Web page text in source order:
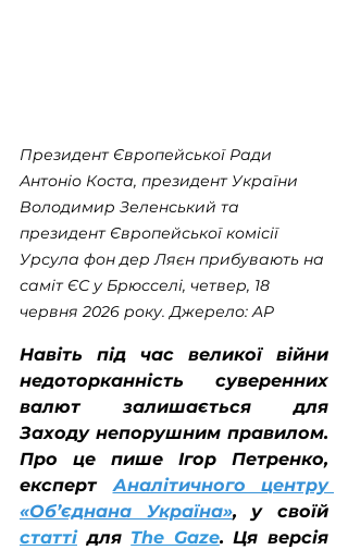
Президент Європейської Ради
Антоніо Коста, президент України
Володимир Зеленський та
президент Європейської комісії
Урсула фон дер Ляєн прибувають на
саміт ЄС у Брюсселі, четвер, 18
червня 2026 року. Джерело: AP
Навіть під час великої війни
недоторканність суверенних
валют залишається для
Про це пише Ігор Петренко,
експерт Аналітичного центру
«Об’єднана Україна»
статті для The Gaze. Ця версія